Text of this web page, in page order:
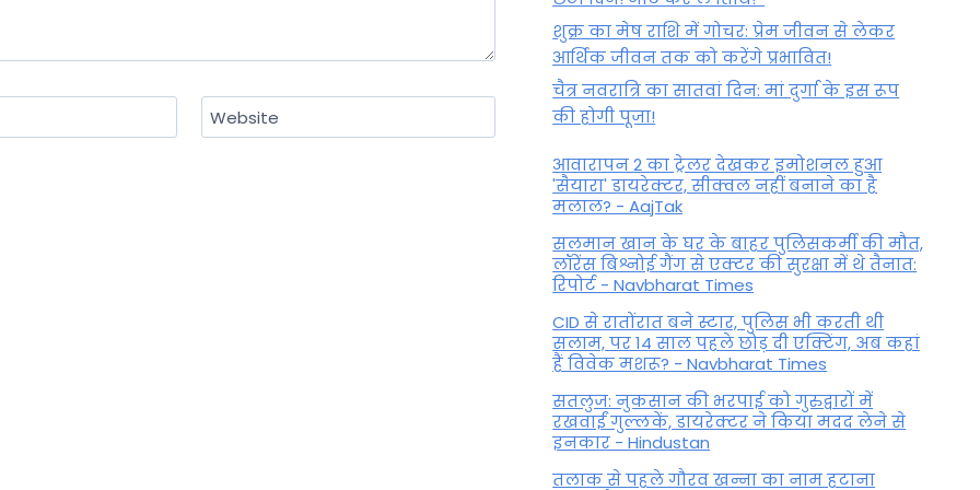
Website
शुक्र का मेष राशि में गोचर: प्रेम जीवन से लेकर
आर्थिक जीवन तक को करेंगे प्रभावित!
चैत्र नवरात्रि का सातवां दिन: मां दुर्गा के इस रूप
की होगी पूजा!
आवारापन 2 का ट्रेलर देखकर इमोशनल हुआ
'सैयारा' डायरेक्टर, सीक्वल नहीं बनाने का है
मलाल? - AajTak
सलमान खान के घर के बाहर पुलिसकर्मी की मौत,
लॉरेंस बिश्नोई गैंग से एक्टर की सुरक्षा में थे तैनात:
रिपोर्ट - Navbharat Times
CID से रातोंरात बने स्टार, पुलिस भी करती थी
सलाम, पर 14 साल पहले छोड़ दी एक्टिंग, अब कहां
हैं विवेक मशरू? - Navbharat Times
सतलुज: नुकसान की भरपाई को गुरुद्वारों में
रखवाईं गुल्लकें, डायरेक्टर ने किया मदद लेने से
इनकार - Hindustan
तलाक से पहले गौरव खन्ना का नाम हटाना